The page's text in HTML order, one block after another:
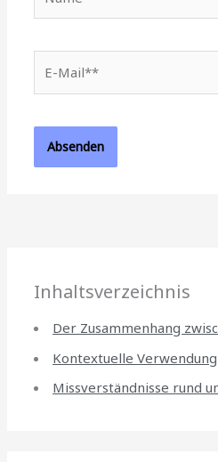
Mail**
Inhaltsverzeichnis
Der Zusammenhang
Kontextuelle
Missverständnisse rund